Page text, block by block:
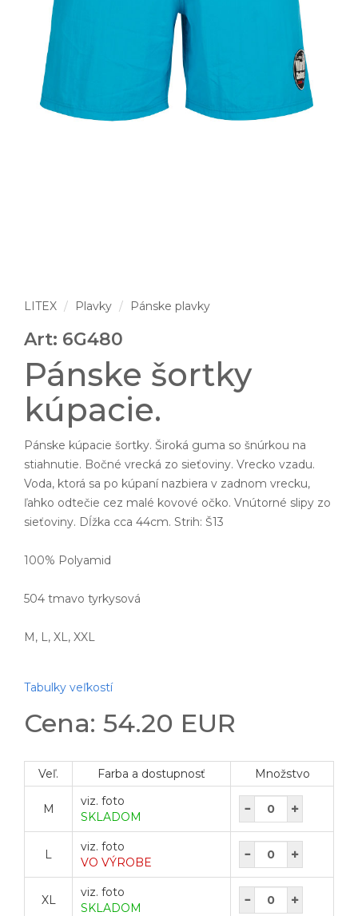
LITEX Plavky Pánske plavky
Art: 6G480
Pánske šortky
kúpacie.
Pánske kúpacie šortky. Široká guma so šnúrkou na
stiahnutie. Bočné vrecká zo sieťoviny. Vrecko vzadu.
Voda, ktorá sa po kúpaní nazbiera v zadnom vrecku,
ľahko odtečie cez malé kovové očko. Vnútorné slipy zo
sieťoviny. Dĺžka cca 44cm. Strih: Š13
100% Polyamid
504 tmavo tyrkysová
M, L, XL, XXL
Tabulky veľkostí
Cena: 54.20 EUR
Veľ. Farba a dostupnosť Množstvo
M
viz. foto
SKLADOM
L
viz. foto
VO VÝROBE
XL
viz. foto
SKLADOM